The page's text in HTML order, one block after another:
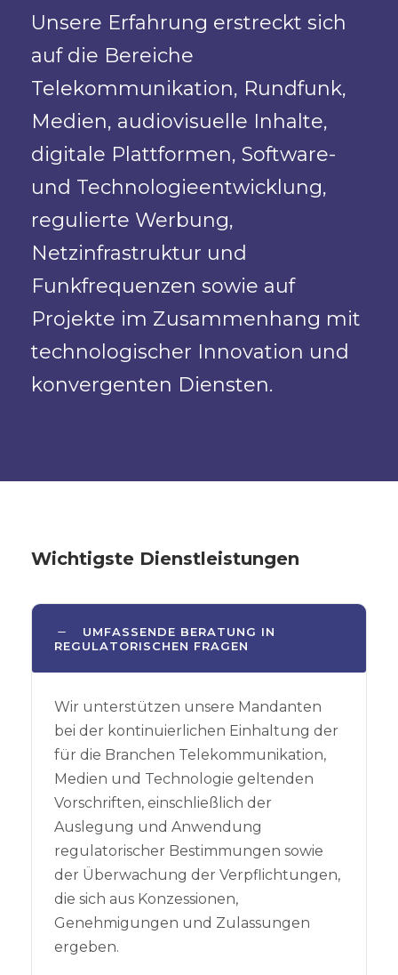
Unsere Erfahrung erstreckt sich
auf die Bereiche
Telekommunikation, Rundfunk,
Medien, audiovisuelle Inhalte,
digitale Plattformen, Software-
und Technologieentwicklung,
regulierte Werbung,
Netzinfrastruktur und
Funkfrequenzen sowie auf
Projekte im Zusammenhang mit
technologischer Innovation und
konvergenten Diensten.
Wichtigste Dienstleistungen
UMFASSENDE BERATUNG IN
REGULATORISCHEN FRAGEN
Wir unterstützen unsere Mandanten
bei der kontinuierlichen Einhaltung der
für die Branchen Telekommunikation,
Medien und Technologie geltenden
Vorschriften, einschließlich der
Auslegung und Anwendung
regulatorischer Bestimmungen sowie
der Überwachung der Verpflichtungen,
die sich aus Konzessionen,
Genehmigungen und Zulassungen
ergeben.